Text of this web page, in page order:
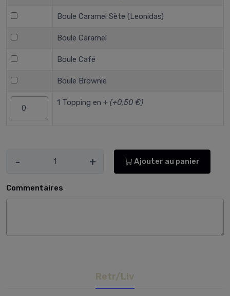
Boule Caramel Sète (Leonidas)
Boule Caramel
Boule Café
Boule Brownie
1 Topping en + (+0,50 €)
- + Ajouter au panier
Commentaires
Retr/Liv